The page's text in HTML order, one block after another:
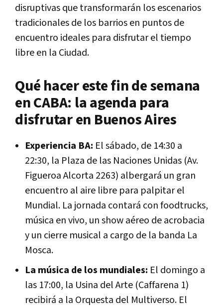
disruptivas que transformarán los escenarios
tradicionales de los barrios en puntos de
encuentro ideales para disfrutar el tiempo
libre en la Ciudad.
Qué hacer este fin de semana
en CABA: la agenda para
disfrutar en Buenos Aires
Experiencia BA: El sábado, de 14:30 a
22:30, la Plaza de las Naciones Unidas (Av.
Figueroa Alcorta 2263) albergará un gran
encuentro al aire libre para palpitar el
Mundial. La jornada contará con foodtrucks,
música en vivo, un show aéreo de acrobacia
y un cierre musical a cargo de la banda La
Mosca.
La música de los mundiales: El domingo a
las 17:00, la Usina del Arte (Caffarena 1)
recibirá a la Orquesta del Multiverso. El